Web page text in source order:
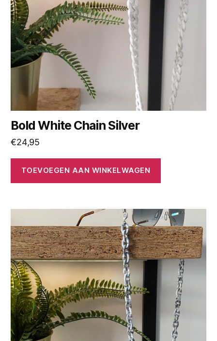
Bold White Chain Silver
€24,95
TOEVOEGEN AAN WINKELWAGEN